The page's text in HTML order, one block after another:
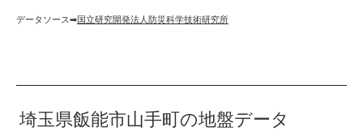
データソース➡︎国立研究開発法人防災科学技術研究所
埼玉県飯能市山手町の地盤データ